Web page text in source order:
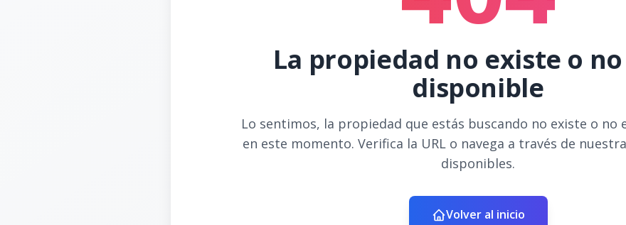
La propiedad no existe o
disponible
Lo sentimos, la propiedad que estás buscando no existe o no
en este momento. Verifica la URL o navega a través de
disponibles.
Volver al inicio